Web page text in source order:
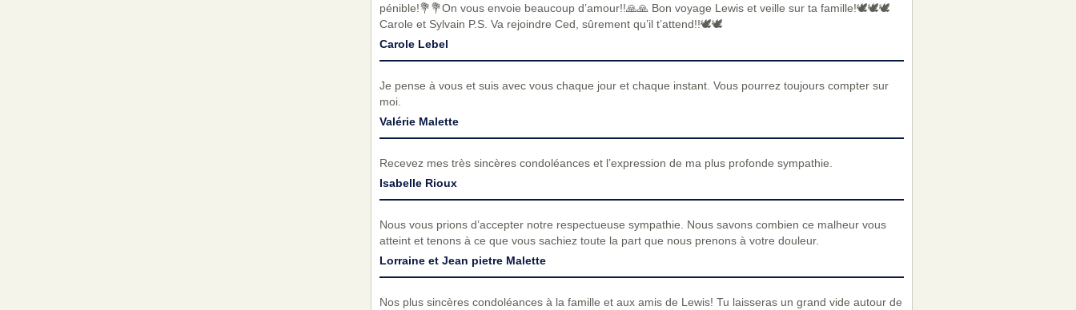
pénible!💐💐On vous envoie beaucoup d’amour!!🙏🙏 Bon voyage Lewis et veille sur ta famille!🕊️🕊️🕊️
Carole et Sylvain P.S. Va rejoindre Ced, sûrement qu’il t’attend!!🕊️🕊️
Carole Lebel
Je pense à vous et suis avec vous chaque jour et chaque instant. Vous pourrez toujours compter sur
moi.
Valérie Malette
Recevez mes très sincères condoléances et l’expression de ma plus profonde sympathie.
Isabelle Rioux
Nous vous prions d’accepter notre respectueuse sympathie. Nous savons combien ce malheur vous
atteint et tenons à ce que vous sachiez toute la part que nous prenons à votre douleur.
Lorraine et Jean pietre Malette
Nos plus sincères condoléances à la famille et aux amis de Lewis! Tu laisseras un grand vide autour de